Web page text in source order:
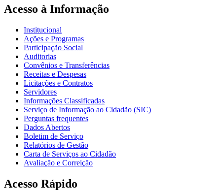
Acesso à Informação
Institucional
Ações e Programas
Participação Social
Auditorias
Convênios e Transferências
Receitas e Despesas
Licitações e Contratos
Servidores
Informações Classificadas
Serviço de Informação ao Cidadão (SIC)
Perguntas frequentes
Dados Abertos
Boletim de Serviço
Relatórios de Gestão
Carta de Serviços ao Cidadão
Avaliação e Correição
Acesso Rápido